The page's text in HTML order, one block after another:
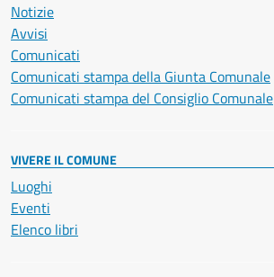
Notizie
Avvisi
Comunicati
Comunicati stampa della Giunta Comunale
Comunicati stampa del Consiglio Comunale
VIVERE IL COMUNE
Luoghi
Eventi
Elenco libri